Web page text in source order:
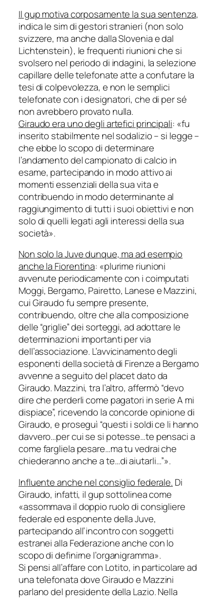
Il gup motiva corposamente la sua sentenza,
indica le sim di gestori stranieri (non solo
svizzere, ma anche dalla Slovenia e dal
Lichtenstein), le frequenti riunioni che si
svolsero nel periodo di indagini, la selezione
capillare delle telefonate atte a confutare la
tesi di colpevolezza, e non le semplici
telefonate con i designatori, che di per sé
non avrebbero provato nulla.
Giraudo era uno degli artefici principali: «fu
inserito stabilmente nel sodalizio – si legge –
che ebbe lo scopo di determinare
l’andamento del campionato di calcio in
esame, partecipando in modo attivo ai
momenti essenziali della sua vita e
contribuendo in modo determinante al
raggiungimento di tutti i suoi obiettivi e non
solo di quelli legati agli interessi della sua
società».
Non solo la Juve dunque, ma ad esempio
anche la Fiorentina: «plurime riunioni
avvenute periodicamente con i coimputati
Moggi, Bergamo, Pairetto, Lanese e Mazzini,
cui Giraudo fu sempre presente,
contribuendo, oltre che alla composizione
delle “griglie” dei sorteggi, ad adottare le
determinazioni importanti per via
dell’associazione. L’avvicinamento degli
esponenti della società di Firenze a Bergamo
avvenne a seguito del placet dato da
Giraudo. Mazzini, tra l’altro, affermò “devo
dire che perderli come pagatori in serie A mi
dispiace”, ricevendo la concorde opinione di
Giraudo, e proseguì “questi i soldi ce li hanno
davvero…per cui se si potesse…te pensaci a
come fargliela pesare…ma tu vedrai che
chiederanno anche a te…di aiutarli…”».
Influente anche nel consiglio federale. Di
Giraudo, infatti, il gup sottolinea come
«assommava il doppio ruolo di consigliere
federale ed esponente della Juve,
partecipando all’incontro con soggetti
estranei alla Federazione anche con lo
scopo di definirne l’organigramma».
Si pensi all’affare con Lotito, in particolare ad
una telefonata dove Giraudo e Mazzini
parlano del presidente della Lazio. Nella